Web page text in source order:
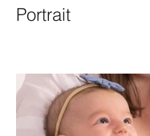
Portrait